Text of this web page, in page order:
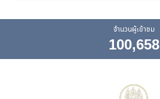
จำนวนผู้เข้าชม
100,658